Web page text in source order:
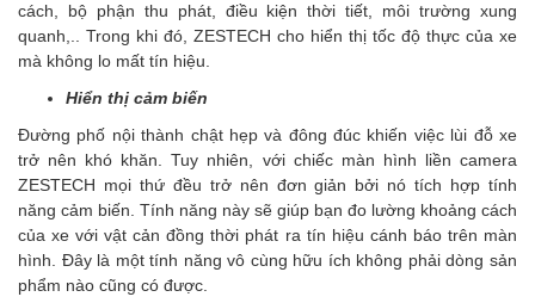
cách, bộ phận thu phát, điều kiện thời tiết, môi trường xung
quanh,.. Trong khi đó, ZESTECH cho hiển thị tốc độ thực của xe
mà không lo mất tín hiệu.
Hiển thị cảm biến
Đường phố nội thành chật hẹp và đông đúc khiến việc lùi đỗ xe
trở nên khó khăn. Tuy nhiên, với chiếc màn hình liền camera
ZESTECH mọi thứ đều trở nên đơn giản bởi nó tích hợp tính
năng cảm biến. Tính năng này sẽ giúp bạn đo lường khoảng cách
của xe với vật cản đồng thời phát ra tín hiệu cánh báo trên màn
hình. Đây là một tính năng vô cùng hữu ích không phải dòng sản
phẩm nào cũng có được.